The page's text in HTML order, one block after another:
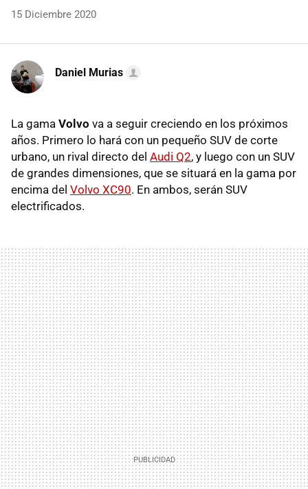
15 Diciembre 2020
Daniel Murias
La gama Volvo va a seguir creciendo en los próximos
años. Primero lo hará con un pequeño SUV de corte
urbano, un rival directo del Audi Q2, y luego con un SUV
de grandes dimensiones, que se situará en la gama por
encima del Volvo XC90. En ambos, serán SUV
electrificados.